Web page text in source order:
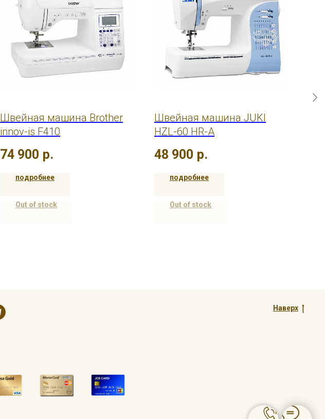
Швейная машина Brother
innov-is F410
74 900 р.
подробнее
Out of stock
Швейная машина JUKI
HZL-60 HR-A
48 900 р.
подробнее
Out of stock
Наверх